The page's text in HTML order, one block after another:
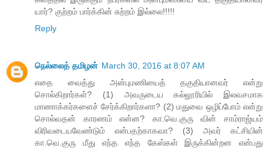
யார்? குற்றம் பார்க்கின் சுற்றம் இல்லை!!!!!
Reply
நெல்லைத் தமிழன் March 30, 2016 at 8:07 AM
எதை வைத்து அன்புமணியைத் தகுதியானவர் என்று
சொல்கிறார்கள்? (1) அவருடைய கல்லூரியில் இலவசமாக
மாணாக்கர்களைச் சேர்க்கிறார்களா? (2) மதுவை ஒழிப்போம் என்று
சொல்வதன் காரணம் என்ன? கா.வெ.குரு வின் சாம்ராஜ்யம்
விரிவடையவேண்டும் என்பதற்காகவா? (3) அவர் கட்சியின்
கா.வெ.குரு மீது எந்த எந்த கேஸ்கள் இருக்கின்றன என்பது